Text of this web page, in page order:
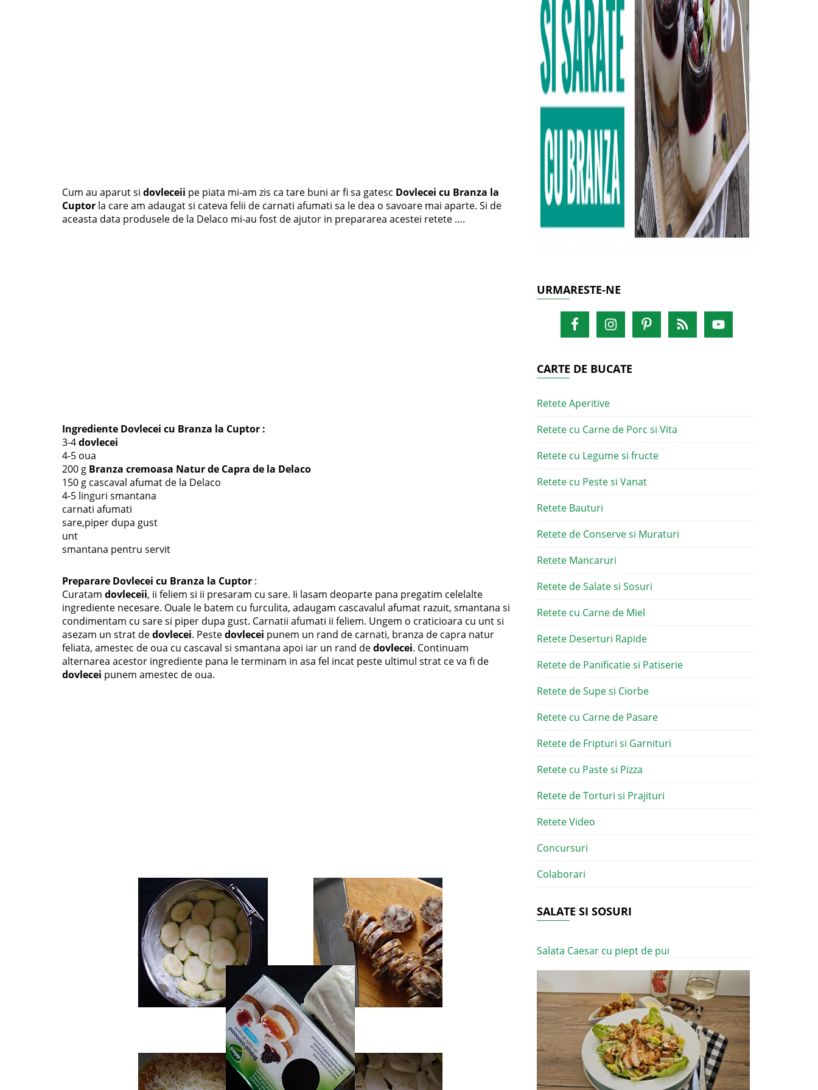
Cum au aparut si dovleceii pe piata mi-am zis ca tare buni ar fi sa gatesc Dovlecei cu Branza la
Cuptor la care am adaugat si cateva felii de carnati afumati sa le dea o savoare mai aparte. Si de
aceasta data produsele de la Delaco mi-au fost de ajutor in prepararea acestei retete ….
Ingrediente Dovlecei cu Branza la Cuptor :
3-4dovlecei
4-5 oua
200 g Branza cremoasa Natur de Capra de la Delaco
150 g cascaval afumat de la Delaco
4-5 linguri smantana
carnati afumati
sare,piper dupa gust
unt
smantana pentru servit
Preparare Dovlecei cu Branza la Cuptor :
Curatam dovleceii, ii feliem si ii presaram cu sare. Ii lasam deoparte pana pregatim celelalte
ingrediente necesare. Ouale le batem cu furculita, adaugam cascavalul afumat razuit, smantana si
condimentam cu sare si piper dupa gust. Carnatii afumati ii feliem. Ungem o craticioara cu unt si
asezam un strat dedovlecei. Pestedovlecei punem un rand de carnati, branza de capra natur
feliata, amestec de oua cu cascaval si smantana apoi iar un rand dedovlecei. Continuam
alternarea acestor ingrediente pana le terminam in asa fel incat peste ultimul strat ce va fi de
dovlecei punem amestec de oua.
URMARESTE-NE
CARTE DE BUCATE
Retete Aperitive
Retete cu Carne de Porc si Vita
Retete cu Legume si fructe
Retete cu Peste si Vanat
Retete Bauturi
Retete de Conserve si Muraturi
Retete Mancaruri
Retete de Salate si Sosuri
Retete cu Carne de Miel
Retete Deserturi Rapide
Retete de Panificatie si Patiserie
Retete de Supe si Ciorbe
Retete cu Carne de Pasare
Retete de Fripturi si Garnituri
Retete cu Paste si Pizza
Retete de Torturi si Prajituri
Retete Video
Concursuri
Colaborari
SALATE SI SOSURI
Salata Caesar cu piept de pui